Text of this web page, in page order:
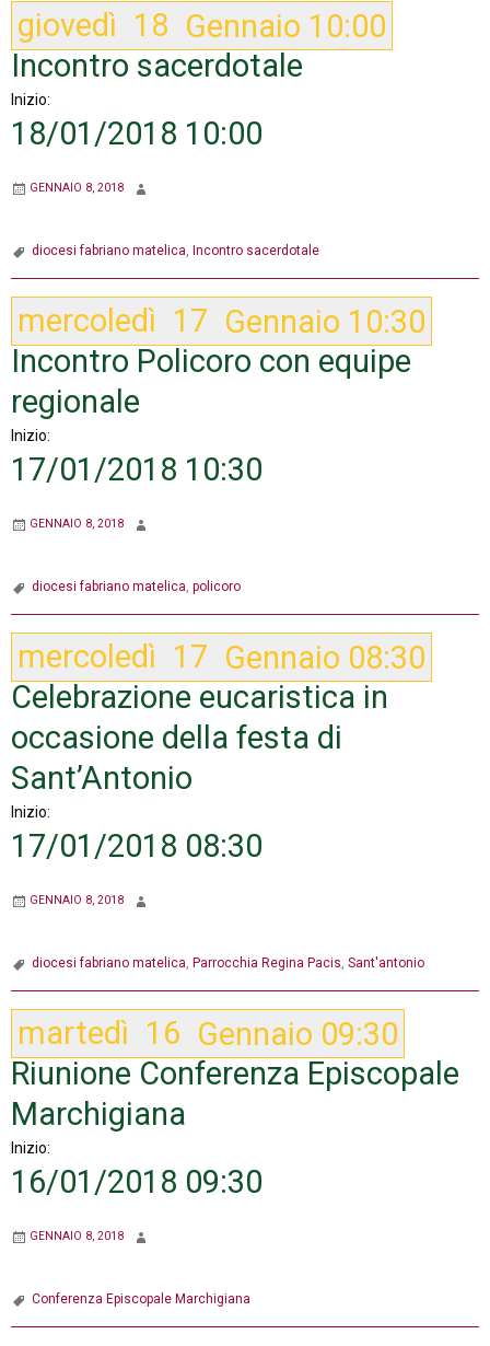
giovedì 18 Gennaio 10:00
Incontro sacerdotale
Inizio:
18/01/2018 10:00
GENNAIO 8, 2018
diocesi fabriano matelica, Incontro sacerdotale
mercoledì 17 Gennaio 10:30
Incontro Policoro con equipe
regionale
Inizio:
17/01/2018 10:30
GENNAIO 8, 2018
diocesi fabriano matelica, policoro
mercoledì 17 Gennaio 08:30
Celebrazione eucaristica in
occasione della festa di
Sant’Antonio
Inizio:
17/01/2018 08:30
GENNAIO 8, 2018
diocesi fabriano matelica, Parrocchia Regina Pacis, Sant'antonio
martedì 16 Gennaio 09:30
Riunione Conferenza Episcopale
Marchigiana
Inizio:
16/01/2018 09:30
GENNAIO 8, 2018
Conferenza Episcopale Marchigiana